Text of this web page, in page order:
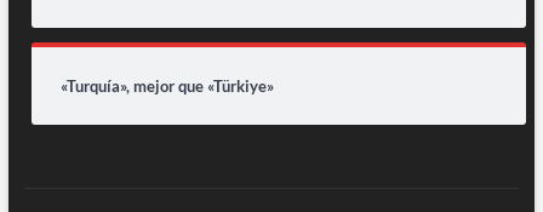
«Turquía», mejor que «Türkiye»